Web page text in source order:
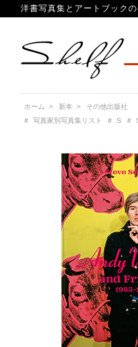
洋書写真集とアートブック
ホーム > 新本 >
その他出版社
＃
写真家別写真集リスト ＃ S ＃